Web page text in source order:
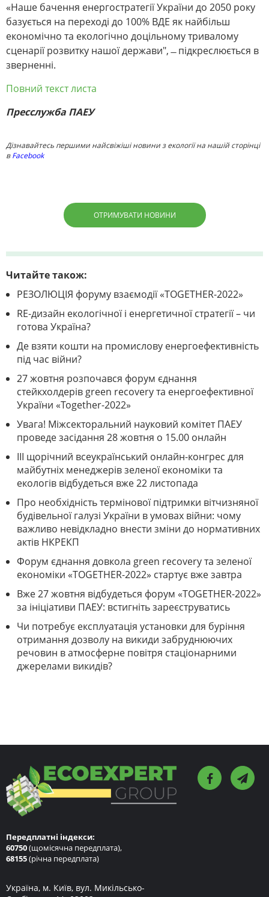
«Наше бачення енергостратегії України до 2050 року
базується на переході до 100% ВДЕ як найбільш
економічно та екологічно доцільному тривалому
сценарії розвитку нашої держави", ̶ підкреслюється в
зверненні.
Повний текст листа
Пресслужба ПАЕУ
Дізнавайтесь першими найсвіжіші новини з екології на нашій сторінці
вFacebook
ОТРИМУВАТИ НОВИНИ
Читайте також:
РЕЗОЛЮЦІЯ форуму взаємодії «TOGETHER-2022»
RE-дизайн екологічної і енергетичної стратегії – чи
готова Україна?
Де взяти кошти на промислову енергоефективність
під час війни?
27 жовтня розпочався форум єднання
стейкхолдерів green recovery та енергоефективної
України «Together-2022»
Увага! Міжсекторальний науковий комітет ПАЕУ
проведе засідання 28 жовтня о 15.00 онлайн
III щорічний всеукраїнський онлайн-конгрес для
майбутніх менеджерів зеленої економіки та
екологів відбудеться вже 22 листопада
Про необхідність термінової підтримки вітчизняної
будівельної галузі України в умовах війни: чому
важливо невідкладно внести зміни до нормативних
актів НКРЕКП
Форум єднання довкола green recovery та зеленої
економіки «TOGETHER-2022» стартує вже завтра
Вже 27 жовтня відбудеться форум «TOGETHER-2022»
за ініціативи ПАЕУ: встигніть зареєструватись
Чи потребує експлуатація установки для буріння
отримання дозволу на викиди забруднюючих
речовин в атмосферне повітря стаціонарними
джерелами викидів?
Передплатні індекси:
60750(щомісячна передплата),
68155(річна передплата)
Україна, м. Київ, вул. Микільсько-